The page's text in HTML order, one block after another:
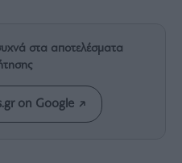
στα αποτελέσματα
on Google